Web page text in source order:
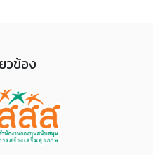
วข้อง